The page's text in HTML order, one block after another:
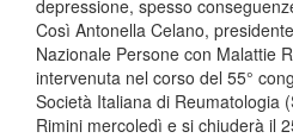
depressione, spesso
Così Antonella Celano,
Nazionale Persone con Malattie
intervenuta nel corso del 55°
Società Italiana di Reumatologia
Rimini mercoledì e si chiuderà il